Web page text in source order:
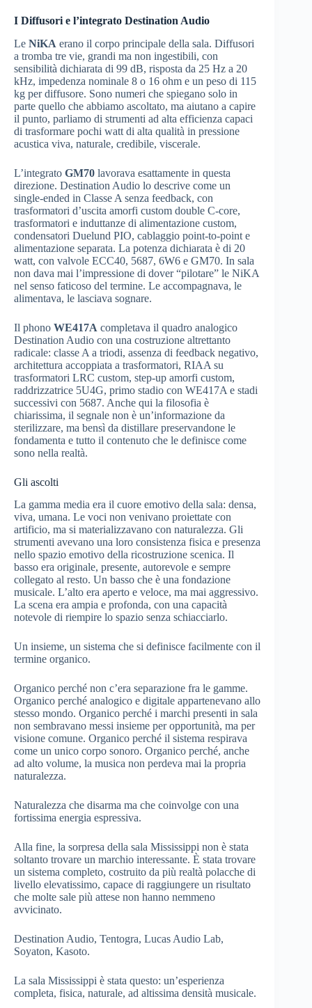
I Diffusori e l’integrato Destination Audio
Le NiKA erano il corpo principale della sala. Diffusori
a tromba tre vie, grandi ma non ingestibili, con
sensibilità dichiarata di 99 dB, risposta da 25 Hz a 20
kHz, impedenza nominale 8 o 16 ohm e un peso di 115
kg per diffusore. Sono numeri che spiegano solo in
parte quello che abbiamo ascoltato, ma aiutano a capire
il punto, parliamo di strumenti ad alta efficienza capaci
di trasformare pochi watt di alta qualità in pressione
acustica viva, naturale, credibile, viscerale.
L’integrato GM70 lavorava esattamente in questa
direzione. Destination Audio lo descrive come un
single-ended in Classe A senza feedback, con
trasformatori d’uscita amorfi custom double C-core,
trasformatori e induttanze di alimentazione custom,
condensatori Duelund PIO, cablaggio point-to-point e
alimentazione separata. La potenza dichiarata è di 20
watt, con valvole ECC40, 5687, 6W6 e GM70. In sala
non dava mai l’impressione di dover “pilotare” le NiKA
nel senso faticoso del termine. Le accompagnava, le
alimentava, le lasciava sognare.
Il phono WE417A completava il quadro analogico
Destination Audio con una costruzione altrettanto
radicale: classe A a triodi, assenza di feedback negativo,
architettura accoppiata a trasformatori, RIAA su
trasformatori LRC custom, step-up amorfi custom,
raddrizzatrice 5U4G, primo stadio con WE417A e stadi
successivi con 5687. Anche qui la filosofia è
chiarissima, il segnale non è un’informazione da
sterilizzare, ma bensì da distillare preservandone le
fondamenta e tutto il contenuto che le definisce come
sono nella realtà.
Gli ascolti
La gamma media era il cuore emotivo della sala: densa,
viva, umana. Le voci non venivano proiettate con
artificio, ma si materializzavano con naturalezza. Gli
strumenti avevano una loro consistenza fisica e presenza
nello spazio emotivo della ricostruzione scenica. Il
basso era originale, presente, autorevole e sempre
collegato al resto. Un basso che è una fondazione
musicale. L’alto era aperto e veloce, ma mai aggressivo.
La scena era ampia e profonda, con una capacità
notevole di riempire lo spazio senza schiacciarlo.
Un insieme, un sistema che si definisce facilmente con il
termine organico.
Organico perché non c’era separazione fra le gamme.
Organico perché analogico e digitale appartenevano allo
stesso mondo. Organico perché i marchi presenti in sala
non sembravano messi insieme per opportunità, ma per
visione comune. Organico perché il sistema respirava
come un unico corpo sonoro. Organico perché, anche
ad alto volume, la musica non perdeva mai la propria
naturalezza.
Naturalezza che disarma ma che coinvolge con una
fortissima energia espressiva.
Alla fine, la sorpresa della sala Mississippi non è stata
soltanto trovare un marchio interessante. È stata trovare
un sistema completo, costruito da più realtà polacche di
livello elevatissimo, capace di raggiungere un risultato
che molte sale più attese non hanno nemmeno
avvicinato.
Destination Audio, Tentogra, Lucas Audio Lab,
Soyaton, Kasoto.
La sala Mississippi è stata questo: un’esperienza
completa, fisica, naturale, ad altissima densità musicale.